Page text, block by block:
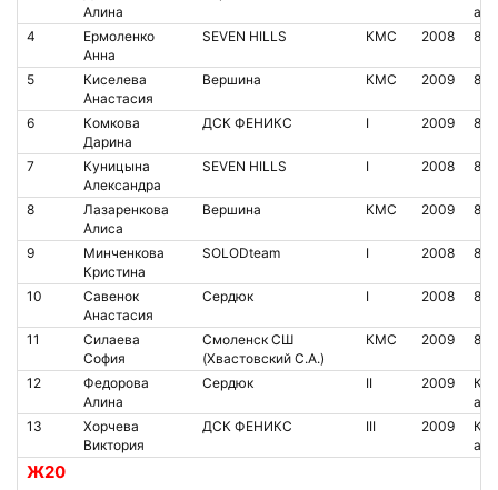
Алина
4
Ермоленко
Анна
SEVEN HILLS КМС 2008
5
Киселева
Анастасия
Вершина КМС 2009
6
Комкова
Дарина
ДСК ФЕНИКС I 2009
7
Куницына
Александра
SEVEN HILLS I 2008
8
Лазаренкова
Алиса
Вершина КМС 2009
9
Минченкова
Кристина
SOLODteam I 2008
10
Савенок
Анастасия
Сердюк I 2008
11
Силаева
София
Смоленск СШ
(Хвастовский С.А.)
КМС 2009
12
Федорова
Алина
Сердюк II 2009
13
Хорчева
Виктория
ДСК ФЕНИКС III 2009
Ж20